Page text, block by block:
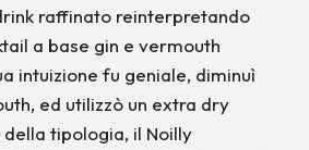
raffinato reinterpretando
a base gin e vermouth
intuizione fu geniale, diminuì
ed utilizzò un extra dry
della tipologia, il Noilly